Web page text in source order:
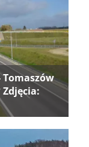
Tomaszów